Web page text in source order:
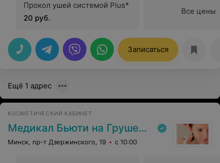
Прокол ушей системой Plus*
20 руб.
Все цены
Записаться
Ещё 1 адрес
КОСМЕТИЧЕСКИЙ КАБИНЕТ
Медикал Бьюти на Грушевке
Минск, пр-т Дзержинского, 19 с 10:00